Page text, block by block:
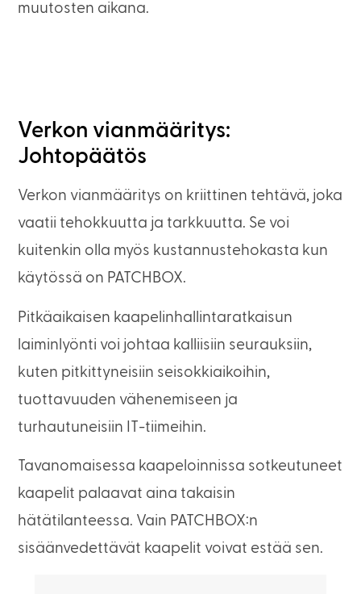
muutosten aikana.
Verkon vianmääritys:
Johtopäätös
Verkon vianmääritys on kriittinen tehtävä, joka
vaatii tehokkuutta ja tarkkuutta. Se voi
kuitenkin olla myös kustannustehokasta kun
käytössä on PATCHBOX.
Pitkäaikaisen kaapelinhallintaratkaisun
laiminlyönti voi johtaa kalliisiin seurauksiin,
kuten pitkittyneisiin seisokkiaikoihin,
tuottavuuden vähenemiseen ja
turhautuneisiin IT-tiimeihin.
Tavanomaisessa kaapeloinnissa sotkeutuneet
kaapelit palaavat aina takaisin
hätätilanteessa. Vain PATCHBOX:n
sisäänvedettävät kaapelit voivat estää sen.